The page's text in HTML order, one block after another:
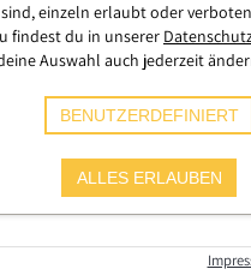
fällt neben dem
einzeln erlaubt oder
findest du in unserer
Auswahl auch jederzeit
BENUTZERDEFINIERT
ALLES ERLAUBEN